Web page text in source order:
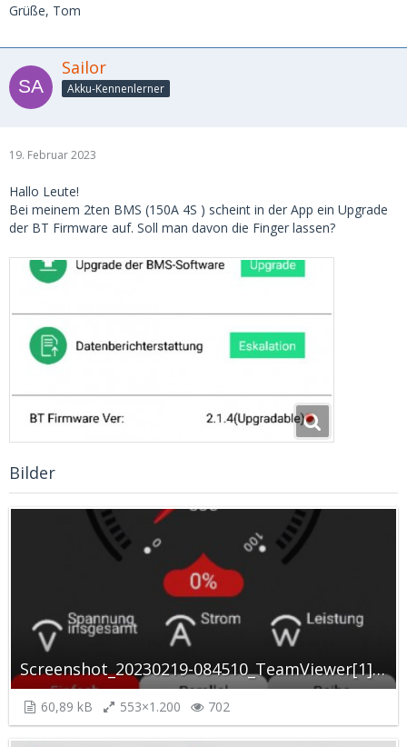
Grüße, Tom
Sailor
Akku-Kennenlerner
19. Februar 2023
Hallo Leute!
Bei meinem 2ten BMS (150A 4S ) scheint in der App ein Upgrade
der BT Firmware auf. Soll man davon die Finger lassen?
Bilder
Screenshot_20230219-084510_TeamViewer[1]_autoscaled.jpg
60,89 kB 553×1.200 702